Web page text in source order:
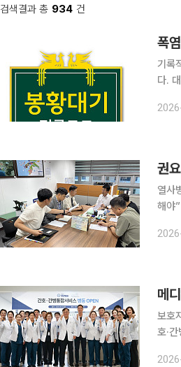
검색결과 총 934 건
폭
기록
다. 대한야구소프트볼협회(KBSA)는 학생 선수들의 안전을 위해 제54회 봉황대기 전국고교야구대
권
열사
해야” 권요안 전북특별자치도의원이 완주군 동상면 열사병 환자 사망과 관련해 전북소방본부의 대
진현
메
보호
호·간